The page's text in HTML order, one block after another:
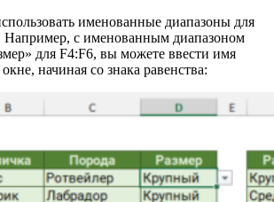
именованные диапазоны для
Например, с именованным диапазоном
для F4:F6, вы можете ввести имя
начиная со знака равенства: